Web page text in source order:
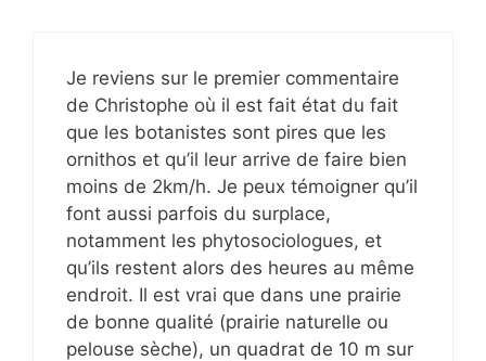
Je reviens sur le premier commentaire
de Christophe où il est fait état du fait
que les botanistes sont pires que les
ornithos et qu’il leur arrive de faire bien
moins de 2km/h. Je peux témoigner qu’il
font aussi parfois du surplace,
notamment les phytosociologues, et
qu’ils restent alors des heures au même
endroit. Il est vrai que dans une prairie
de bonne qualité (prairie naturelle ou
pelouse sèche), un quadrat de 10 m sur